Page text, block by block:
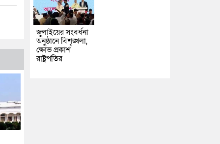
জুলাইয়ের সংবর্ধনা
অনুষ্ঠানে বিশৃঙ্খলা,
ক্ষোভ প্রকাশ
রাষ্ট্রপতির